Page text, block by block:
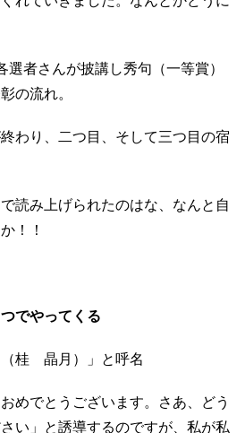
選者さんが披講し秀句（一等賞）
の流れ。
わり、二つ目、そして三つ目の宿
読み上げられたのはな、なんと自
！！
でやってくる
（桂 晶月）」と呼名
めでとうございます。さあ、どう
い」と誘導するのですが、私が私